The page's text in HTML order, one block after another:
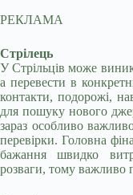
РЕКЛАМА
Стрілець
У Стрільців може
а перевести в
контакти, подорожі,
для пошуку нового
зараз особливо
перевірки. Головна
бажання швидко
розваги, тому важливо